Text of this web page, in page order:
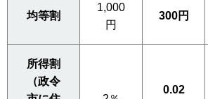
均等割
1,000
円
300円
所得割
（政令
0.02